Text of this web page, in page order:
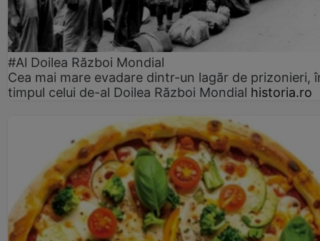
#Al Doilea Război Mondial
Cea mai mare evadare dintr-un lagăr de prizonieri,
timpul celui de-al Doilea Război Mondial historia.ro